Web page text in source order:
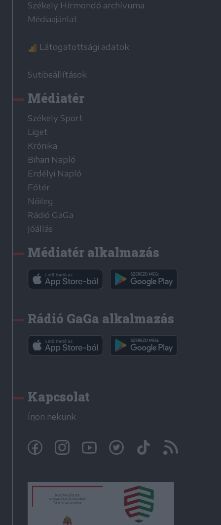
Székely Hírmondó archívuma
Médiaajánlat
Látogatottsági adatok
Sütibeállítások
Médiatér
Székely Sport
Liget
Krónika
Bihari Napló
Erdélyi Napló
Főtér
Nőileg
Rádió GaGa
Jóállás
Médiatér alkalmazás
Rádió GaGa alkalmazás
Kapcsolat
Írjon nekünk